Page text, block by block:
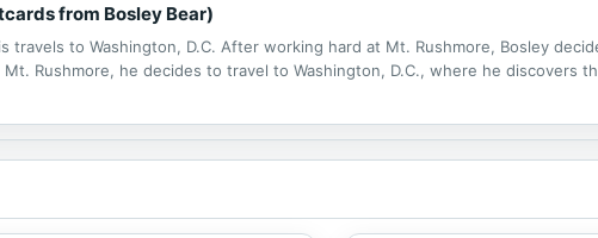
from Bosley Bear)
travels to Washington, D.C. After working hard at Mt. Rushmore, Bosley
Rushmore, he decides to travel to Washington, D.C., where he discovers